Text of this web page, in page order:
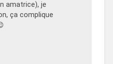
amatrice), je
ça complique